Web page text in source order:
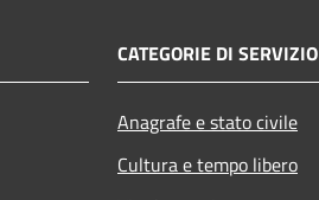
CATEGORIE DI SERVIZIO
Anagrafe e stato civile
Cultura e tempo libero